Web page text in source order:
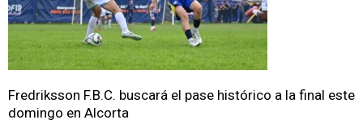
Fredriksson F.B.C. buscará el pase histórico a la final este
domingo en Alcorta